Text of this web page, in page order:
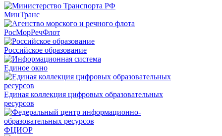
МинТранс
РосМорРечФлот
Российское образование
Единое окно
Единая коллекция цифровых образовательных
ресурсов
ФЦИОР